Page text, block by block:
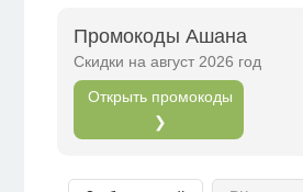
Промокоды Ашана
Скидки на август 2026 год
Открыть промокоды
❯